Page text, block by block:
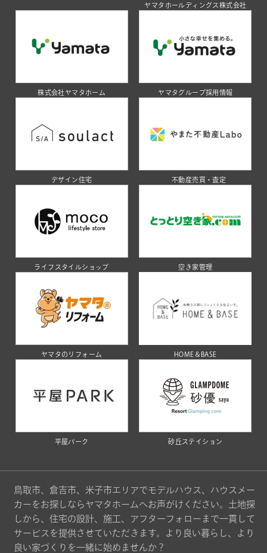
ヤマタホールディングス株式会社
株式会社ヤマタホーム ヤマタグループ採用情報
デザイン住宅 不動産売買・査定
ライフスタイルショップ 空き家管理
ヤマタのリフォーム HOME＆BASE
平屋パーク 砂丘ステイション
鳥取市、倉吉市、米子市エリアでモデルハウス、ハウスメー
カーをお探しならヤマタホームへお声がけください。土地探
しから、住宅の設計、施工、アフターフォローまで一貫して
サービスを提供させていただきます。より良い暮らし、より
良い家づくりを一緒に始めませんか？